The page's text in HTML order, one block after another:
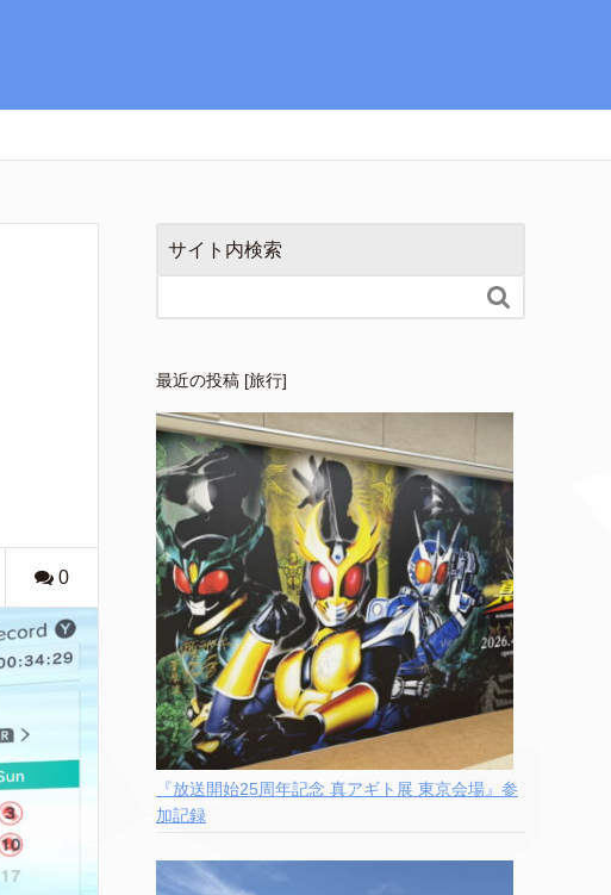
0
サイト内検索

最近の投稿 [旅行]
『放送開始25周年記念 真アギト展 東京会場』参
加記録